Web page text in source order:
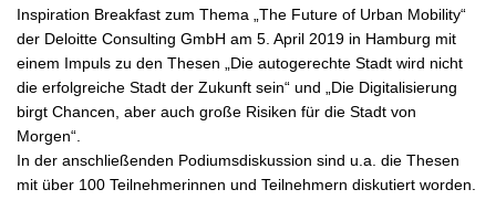
Inspiration Breakfast zum Thema „The Future of Urban Mobility“
der Deloitte Consulting GmbH am 5. April 2019 in Hamburg mit
einem Impuls zu den Thesen „Die autogerechte Stadt wird nicht
die erfolgreiche Stadt der Zukunft sein“ und „Die Digitalisierung
birgt Chancen, aber auch große Risiken für die Stadt von
Morgen“.
In der anschließenden Podiumsdiskussion sind u.a. die Thesen
mit über 100 Teilnehmerinnen und Teilnehmern diskutiert worden.